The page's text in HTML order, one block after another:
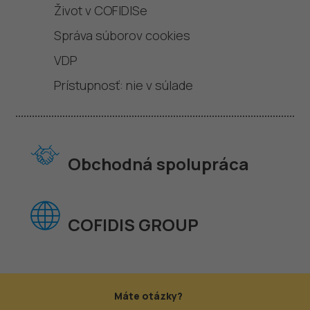
Život v COFIDISe
Správa súborov cookies
VDP
Prístupnosť: nie v súlade
Obchodná spolupráca
COFIDIS GROUP
Máte otázky?